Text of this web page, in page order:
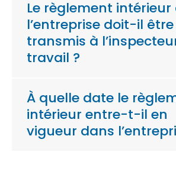
Le règlement intérieur
l’entreprise doit-il être
transmis à
travail ?
À quelle date le
intérieur entre-t-il en
vigueur dans